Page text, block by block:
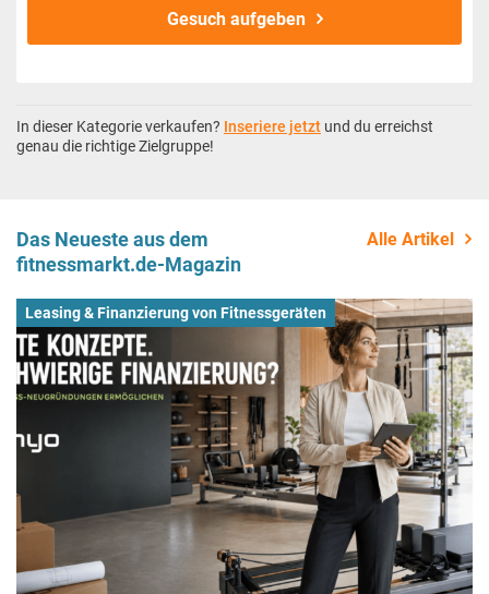
Gesuch aufgeben
In dieser Kategorie verkaufen? Inseriere jetzt und du erreichst
genau die richtige Zielgruppe!
Das Neueste aus dem
fitnessmarkt.de-Magazin
Alle Artikel
Leasing & Finanzierung von Fitnessgeräten